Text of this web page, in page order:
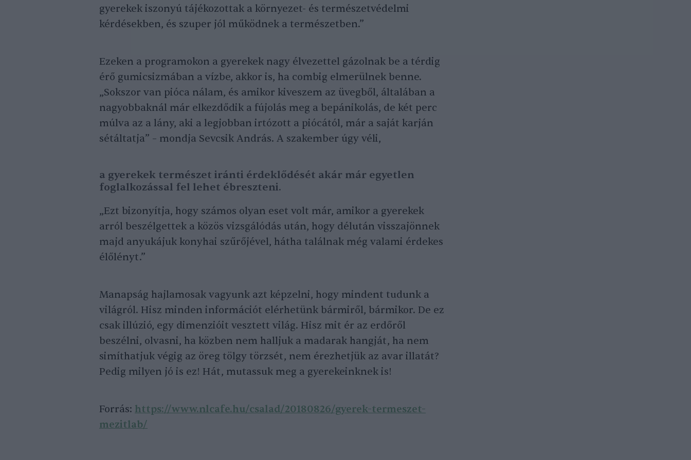
gyerekek iszonyú tájékozottak a környezet- és természetvédelmi
kérdésekben, és szuper jól működnek a természetben.”
Ezeken a programokon a gyerekek nagy élvezettel gázolnak be a térdig
érő gumicsizmában a vízbe, akkor is, ha combig elmerülnek benne.
„Sokszor van pióca nálam, és amikor kiveszem az üvegből, általában a
nagyobbaknál már elkezdődik a fújolás meg a bepánikolás, de két perc
múlva az a lány, aki a legjobban irtózott a piócától, már a saját karján
sétáltatja” – mondja Sevcsik András. A szakember úgy véli,
a gyerekek természet iránti érdeklődését akár már egyetlen
foglalkozással fel lehet ébreszteni.
„Ezt bizonyítja, hogy számos olyan eset volt már, amikor a gyerekek
arról beszélgettek a közös vizsgálódás után, hogy délután visszajönnek
majd anyukájuk konyhai szűrőjével, hátha találnak még valami érdekes
élőlényt.”
Manapság hajlamosak vagyunk azt képzelni, hogy mindent tudunk a
világról. Hisz minden információt elérhetünk bármiről, bármikor. De ez
csak illúzió, egy dimenzióit vesztett világ. Hisz mit ér az erdőről
beszélni, olvasni, ha közben nem halljuk a madarak hangját, ha nem
simíthatjuk végig az öreg tölgy törzsét, nem érezhetjük az avar illatát?
Pedig milyen jó is ez! Hát, mutassuk meg a gyerekeinknek is!
Forrás: https://www.nlcafe.hu/csalad/20180826/gyerek-termeszet-
mezitlab/